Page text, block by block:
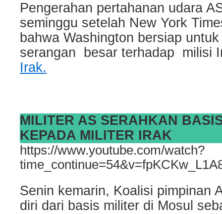
Pengerahan pertahanan udara
seminggu setelah New York
bahwa Washington bersiap
serangan besar terhadap milisi
Irak.
MILITER AS SERAHKAN
KEPADA MILITER IRAK
https://www.youtube.com/watch?
Senin kemarin, Koalisi pimpinan
diri dari basis militer di Mosul